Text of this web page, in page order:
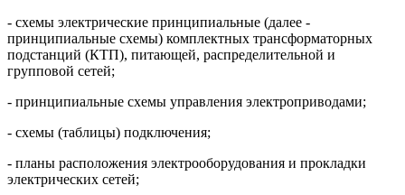
- схемы электрические принципиальные (далее -
принципиальные схемы) комплектных трансформаторных
подстанций (КТП), питающей, распределительной и
групповой сетей;
- принципиальные схемы управления электроприводами;
- схемы (таблицы) подключения;
- планы расположения электрооборудования и прокладки
электрических сетей;